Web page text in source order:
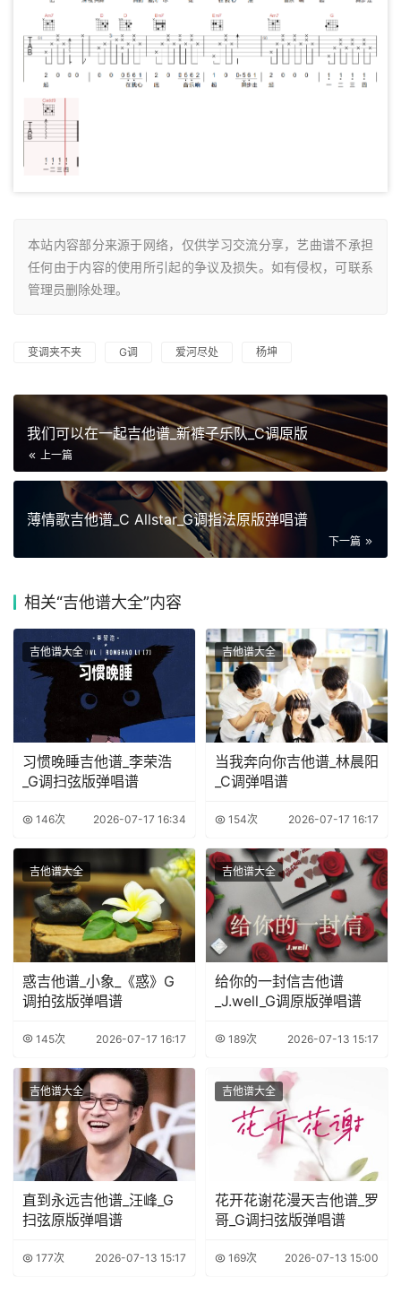
本站内容部分来源于网络，仅供学习交流分享，艺曲谱不承担
任何由于内容的使用所引起的争议及损失。如有侵权，可联系
管理员删除处理。
变调夹不夹 G调 爱河尽处 杨坤
我们可以在一起吉他谱_新裤子乐队_C调原版
上一篇
薄情歌吉他谱_C Allstar_G调指法原版弹唱谱
下一篇
相关“吉他谱大全”内容
吉他谱大全
习惯晚睡吉他谱_李荣浩
_G调扫弦版弹唱谱
146次 2026-07-17 16:34
吉他谱大全
当我奔向你吉他谱_林晨阳
_C调弹唱谱
154次 2026-07-17 16:17
吉他谱大全
惑吉他谱_小象_《惑》G
调拍弦版弹唱谱
145次 2026-07-17 16:17
吉他谱大全
给你的一封信吉他谱
_J.well_G调原版弹唱谱
189次 2026-07-13 15:17
吉他谱大全
直到永远吉他谱_汪峰_G
扫弦原版弹唱谱
177次 2026-07-13 15:17
吉他谱大全
花开花谢花漫天吉他谱_罗
哥_G调扫弦版弹唱谱
169次 2026-07-13 15:00